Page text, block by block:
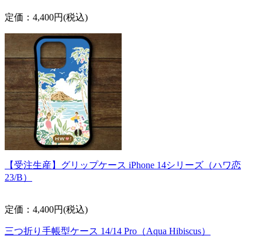
定価：4,400円(税込)
【受注生産】グリップケース iPhone 14シリーズ（ハワ恋
23/B）
定価：4,400円(税込)
三つ折り手帳型ケース 14/14 Pro（Aqua Hibiscus）